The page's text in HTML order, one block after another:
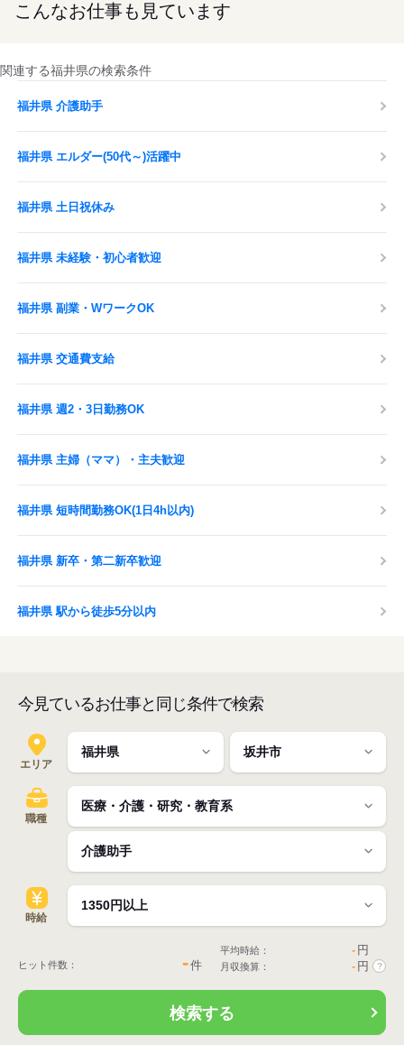
こんなお仕事も見ています
関連する福井県の検索条件
福井県 介護助手
福井県 エルダー(50代～)活躍中
福井県 土日祝休み
福井県 未経験・初心者歓迎
福井県 副業・WワークOK
福井県 交通費支給
福井県 週2・3日勤務OK
福井県 主婦（ママ）・主夫歓迎
福井県 短時間勤務OK(1日4h以内)
福井県 新卒・第二新卒歓迎
福井県 駅から徒歩5分以内
今見ているお仕事と同じ条件で検索
エリア
職種
時給
ヒット件数： -件
平均時給： - 円
月収換算： - 円 ?
検索する